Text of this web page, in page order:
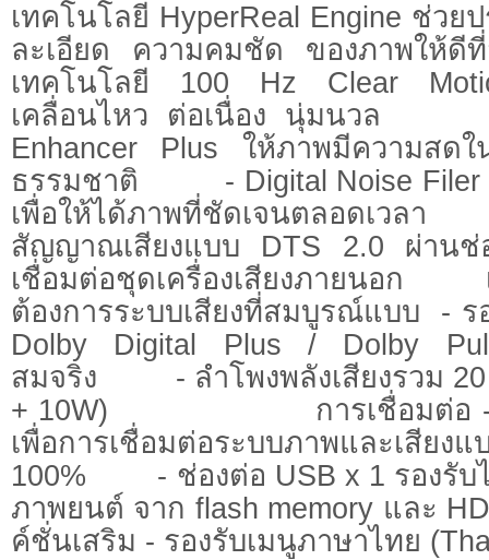
เทคโนโลยี HyperReal Engine ช่ว
ละเอียด ความคมชัด ของ
เทคโนโลยี 100 Hz Clear
เคลื่อนไหว ต่อเนื่อง นุ่มนว
Enhancer Plus ให้ภาพมีความสด
ธรรมชาติ - Digital Noise Filer
เพื่อให้ได้ภาพที่ชัดเจนตลอด
สัญญาณเสียงแบบ DTS 2.0 ผ่านช่
เชื่อมต่อชุดเครื่องเสียงภายนอก
ต้องการระบบเสียงที่สมบูรณ์แบบ - ร
Dolby Digital Plus / Dolby
สมจริง - ลำโพงพลังเสียงรวม 20
+ 10W) การเชื่อมต่อ - ช่อ
เพื่อการเชื่อมต่อระบบภาพและ
100% - ช่องต่อ USB x 1 รองรับ
ภาพยนต์ จาก flash
ค์ชั่นเสริม - รองรับเมนูภาษาไทย